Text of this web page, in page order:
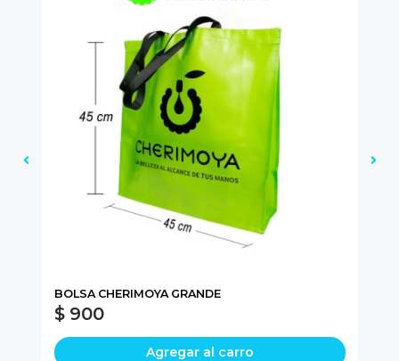
BOLSA CHERIMOYA GRANDE
$ 900
Agregar al carro